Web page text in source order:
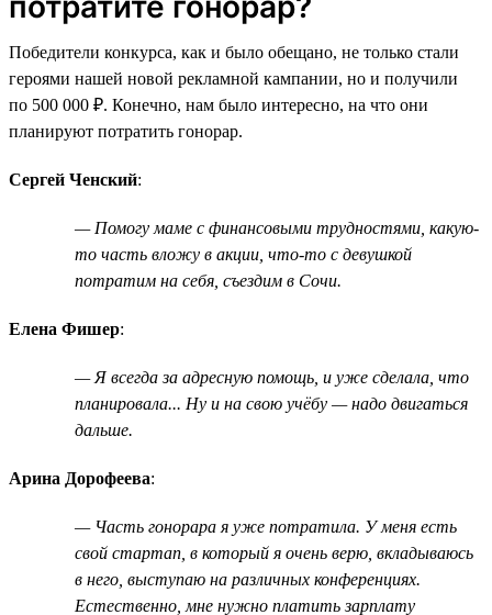
Победители конкурса, как и было обещано, не только стали
героями нашей новой рекламной кампании, но и получили
по 500 000 ₽. Конечно, нам было интересно, на что они
планируют потратить гонорар.
Сергей Ченский:
— Помогу маме с финансовыми трудностями, какую-
то часть вложу в акции, что-то с девушкой
потратим на себя, съездим в Сочи.
Елена Фишер:
— Я всегда за адресную помощь, и уже сделала, что
планировала... Ну и на свою учёбу — надо двигаться
дальше.
Арина Дорофеева:
— Часть гонорара я уже потратила. У меня есть
свой стартап, в который я очень верю, вкладываюсь
в него, выступаю на различных конференциях.
Естественно, мне нужно платить зарплату